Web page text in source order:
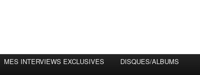
MES INTERVIEWS EXCLUSIVES
DISQUES/ALBUMS